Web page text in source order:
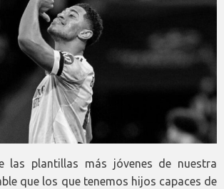
las plantillas más jóvenes de nuestra
que los que tenemos hijos capaces de